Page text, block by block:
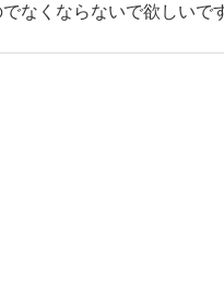
なくならないで欲しいで